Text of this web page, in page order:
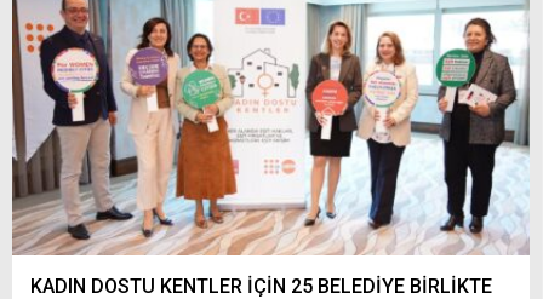
KADIN DOSTU KENTLER İÇİN 25 BELEDİYE BİRLİKTE